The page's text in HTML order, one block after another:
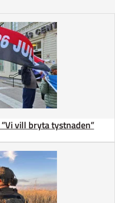
vill bryta tystnaden”